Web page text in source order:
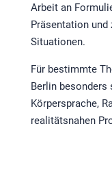
Arbeit an
Präsentation
Situationen.
Für bestimmte
Berlin besonders
Körpersprache,
realitätsnahen